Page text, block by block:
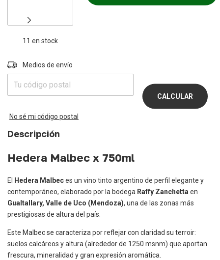
11 en stock
Entregas para el CP:
Medios de envío
CALCULAR
No sé mi código postal
Descripción
Hedera Malbec x 750ml
El Hedera Malbeces un vino tinto argentino de perfil elegante y
contemporáneo, elaborado por la bodega Raffy Zanchetta en
Gualtallary, Valle de Uco (Mendoza), una de las zonas más
prestigiosas de altura del país.
Este Malbec se caracteriza por reflejar con claridad su terroir:
suelos calcáreos y altura (alrededor de 1250 msnm) que aportan
frescura, mineralidad y gran expresión aromática.